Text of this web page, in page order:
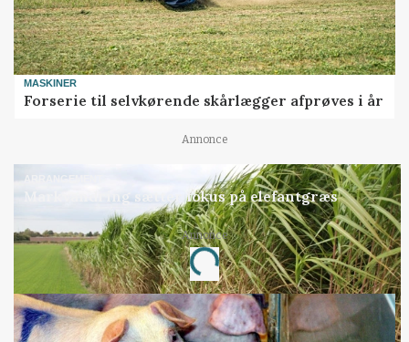
MASKINER
Forserie til selvkørende skårlægger afprøves i år
Annonce
ARRANGEMENT
Markvandring sætter fokus på elefantgræs
Annonce
Loading...